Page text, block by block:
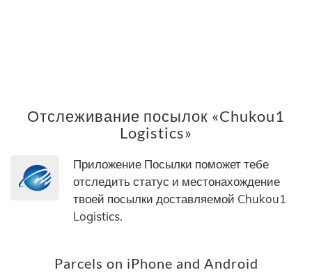
Отслеживание посылок «Chukou1
Logistics»
Приложение Посылки поможет тебе
отследить статус и местонахождение
твоей посылки доставляемой Chukou1
Logistics.
Parcels on iPhone and Android